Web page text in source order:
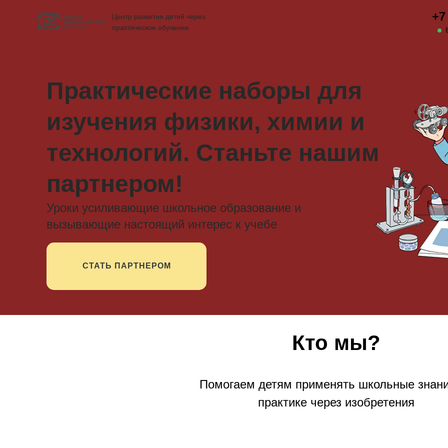
Практические наборы для
изучения физики, химии и
технологий. Станьте нашим
партнером!
Уроки усиливающие школьное образование и
вызывающие настоящий интерес к учебе
СТАТЬ ПАРТНЕРОМ
Центр развития детей через
практическое обучение
Кто мы?
Помогаем детям применять школьные
практике через изобретения